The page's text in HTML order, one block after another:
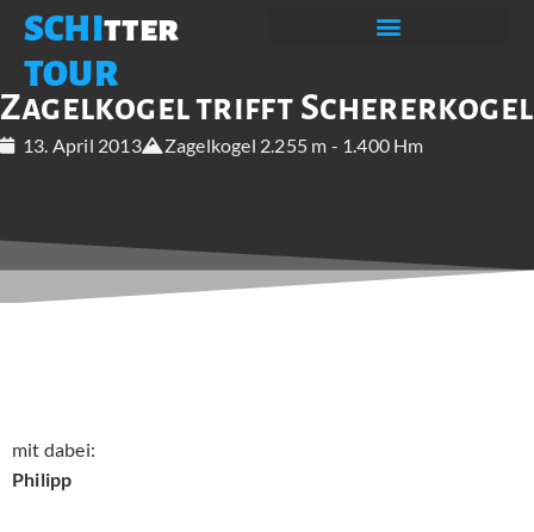
SCHItter
TOUR
Zagelkogel trifft Schererkogel
13. April 2013 Zagelkogel 2.255 m - 1.400 Hm
mit dabei:
Philipp